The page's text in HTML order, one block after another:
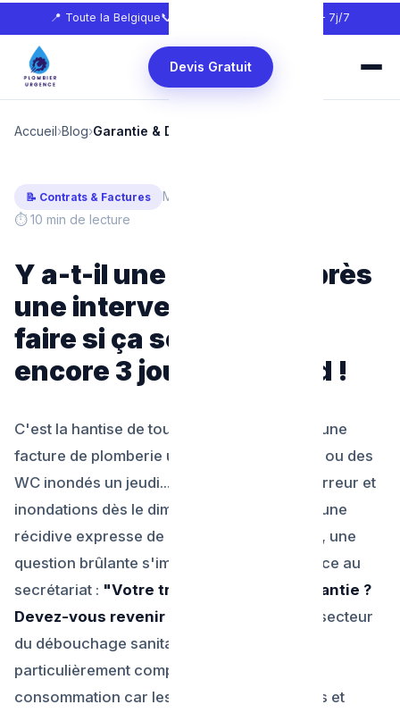
📍 Toute la Belgique📞 🕐 24h/24 — 7j/7
Devis Gratuit
Accueil›Blog›Garantie & Droits du Client
📝 Contrats & Factures
Mis à jour : Février 2025
⏱ 10 min de lecture
Y a-t-il une Garantie après
une intervention ? Que
faire si ça se bouche
encore 3 jours plus tard !
C'est la hantise de tout propriétaire : payer une
facture de plomberie urgente pour un évier ou des
WC inondés un jeudi... et revivre la même terreur et
inondations dès le dimanche matin ! Face à une
récidive expresse de canalisation bouchée, une
question brûlante s'impose au téléphone face au
secrétariat : "Votre travail est-il sous garantie ?
Devez-vous revenir gratuitement ?"
. Le secteur
du débouchage sanitaire est un domaine
particulièrement complexe en droit de la
consommation car les tuyaux sont masqués et